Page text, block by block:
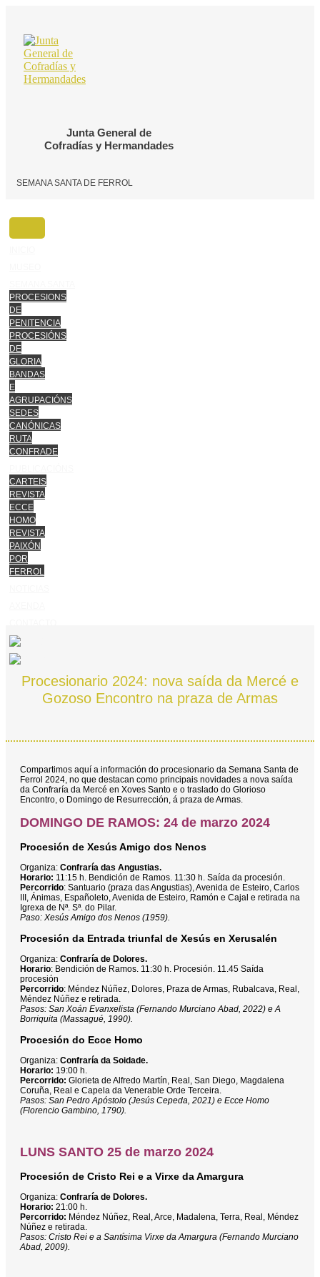
contido
Junta General de
Cofradías y Hermandades
SEMANA SANTA DE FERROL
PROCESIONS
DE
PENITENCIA
PROCESIÓNS
DE
GLORIA
BANDAS
E
AGRUPACIÓNS
SEDES
CANÓNICAS
RUTA
CONFRADE
CARTEIS
REVISTA
ECCE
HOMO
REVISTA
PAIXÓN
POR
FERROL
Procesionario 2024: nova saída da Mercé e
Gozoso Encontro na praza de Armas
Compartimos aquí a información do procesionario da Semana Santa de
Ferrol 2024, no que destacan como principais novidades a nova saída
da Confraría da Mercé en Xoves Santo e o traslado do Glorioso
Encontro, o Domingo de Resurrección, á praza de Armas.
DOMINGO DE RAMOS: 24 de marzo 2024
Procesión de Xesús Amigo dos Nenos
Organiza: Confraría das Angustias.
Horario: 11:15 h. Bendición de Ramos. 11:30 h. Saída da procesión.
Percorrido: Santuario (praza das Angustias), Avenida de Esteiro, Carlos
III, Ánimas, Españoleto, Avenida de Esteiro, Ramón e Cajal e retirada na
Igrexa de Nª. Sª. do Pilar.
Paso: Xesús Amigo dos Nenos (1959).
Procesión da Entrada triunfal de Xesús en Xerusalén
Organiza: Confraría de Dolores.
Horario: Bendición de Ramos. 11:30 h. Procesión. 11.45 Saída
procesión
Percorrido: Méndez Núñez, Dolores, Praza de Armas, Rubalcava, Real,
Méndez Núñez e retirada.
Pasos: San Xoán Evanxelista (Fernando Murciano Abad, 2022) e A
Borriquita (Massagué, 1990).
Procesión do Ecce Homo
Organiza: Confraría da Soidade.
Horario: 19:00 h.
Percorrido: Glorieta de Alfredo Martín, Real, San Diego, Magdalena
Coruña, Real e Capela da Venerable Orde Terceira.
Pasos: San Pedro Apóstolo (Jesús Cepeda, 2021) e Ecce Homo
(Florencio Gambino, 1790).
LUNS SANTO 25 de marzo 2024
Procesión de Cristo Rei e a Virxe da Amargura
Organiza: Confraría de Dolores.
Horario: 21:00 h.
Percorrido: Méndez Núñez, Real, Arce, Madalena, Terra, Real, Méndez
Núñez e retirada.
Pasos: Cristo Rei e a Santísima Virxe da Amargura (Fernando Murciano
Abad, 2009).